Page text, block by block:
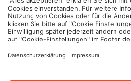
Datenschutz
Cookie-Einstellungen